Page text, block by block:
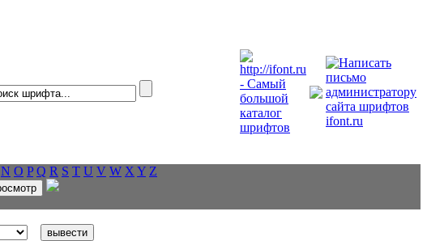
N O P Q R S T U V W X Y Z